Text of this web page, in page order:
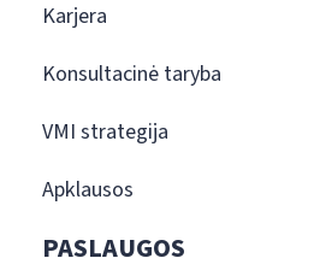
Karjera
Konsultacinė taryba
VMI strategija
Apklausos
PASLAUGOS